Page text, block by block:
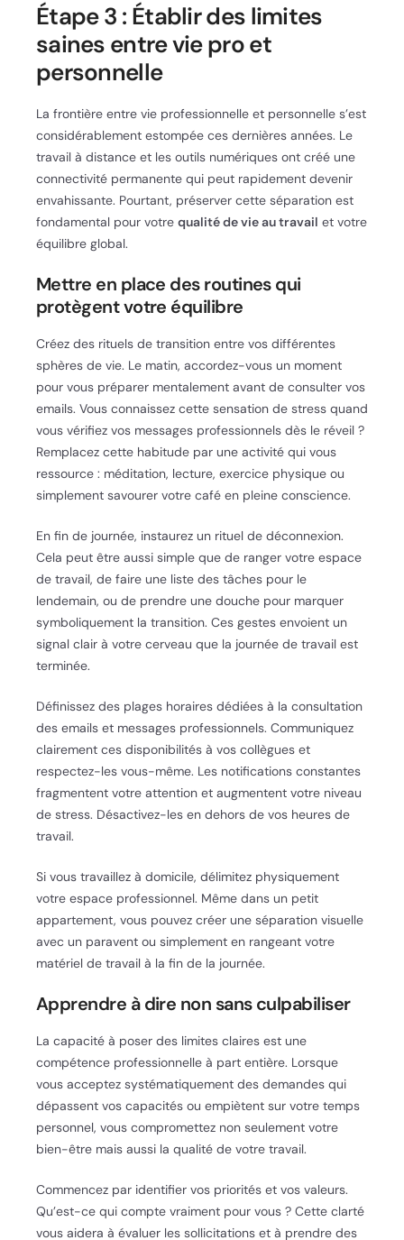
Étape 3 : Établir des limites
saines entre vie pro et
personnelle
La frontière entre vie professionnelle et personnelle s’est
considérablement estompée ces dernières années. Le
travail à distance et les outils numériques ont créé une
connectivité permanente qui peut rapidement devenir
envahissante. Pourtant, préserver cette séparation est
fondamental pour votre qualité de vie au travail et votre
équilibre global.
Mettre en place des routines qui
protègent votre équilibre
Créez des rituels de transition entre vos différentes
sphères de vie. Le matin, accordez-vous un moment
pour vous préparer mentalement avant de consulter vos
emails. Vous connaissez cette sensation de stress quand
vous vérifiez vos messages professionnels dès le réveil ?
Remplacez cette habitude par une activité qui vous
ressource : méditation, lecture, exercice physique ou
simplement savourer votre café en pleine conscience.
En fin de journée, instaurez un rituel de déconnexion.
Cela peut être aussi simple que de ranger votre espace
de travail, de faire une liste des tâches pour le
lendemain, ou de prendre une douche pour marquer
symboliquement la transition. Ces gestes envoient un
signal clair à votre cerveau que la journée de travail est
terminée.
Définissez des plages horaires dédiées à la consultation
des emails et messages professionnels. Communiquez
clairement ces disponibilités à vos collègues et
respectez-les vous-même. Les notifications constantes
fragmentent votre attention et augmentent votre niveau
de stress. Désactivez-les en dehors de vos heures de
travail.
Si vous travaillez à domicile, délimitez physiquement
votre espace professionnel. Même dans un petit
appartement, vous pouvez créer une séparation visuelle
avec un paravent ou simplement en rangeant votre
matériel de travail à la fin de la journée.
Apprendre à dire non sans culpabiliser
La capacité à poser des limites claires est une
compétence professionnelle à part entière. Lorsque
vous acceptez systématiquement des demandes qui
dépassent vos capacités ou empiètent sur votre temps
personnel, vous compromettez non seulement votre
bien-être mais aussi la qualité de votre travail.
Commencez par identifier vos priorités et vos valeurs.
Qu’est-ce qui compte vraiment pour vous ? Cette clarté
vous aidera à évaluer les sollicitations et à prendre des